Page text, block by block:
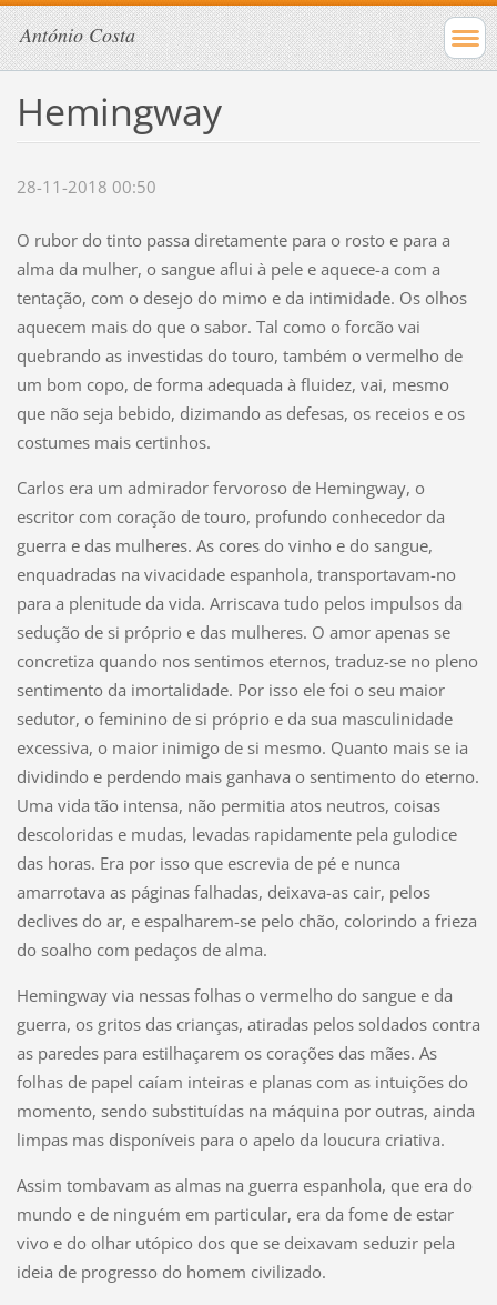
António Costa
Hemingway
28-11-2018 00:50
O rubor do tinto passa diretamente para o rosto e para a
alma da mulher, o sangue aflui à pele e aquece-a com a
tentação, com o desejo do mimo e da intimidade. Os olhos
aquecem mais do que o sabor. Tal como o forcão vai
quebrando as investidas do touro, também o vermelho de
um bom copo, de forma adequada à fluidez, vai, mesmo
que não seja bebido, dizimando as defesas, os receios e os
costumes mais certinhos.
Carlos era um admirador fervoroso de Hemingway, o
escritor com coração de touro, profundo conhecedor da
guerra e das mulheres. As cores do vinho e do sangue,
enquadradas na vivacidade espanhola, transportavam-no
para a plenitude da vida. Arriscava tudo pelos impulsos da
sedução de si próprio e das mulheres. O amor apenas se
concretiza quando nos sentimos eternos, traduz-se no pleno
sentimento da imortalidade. Por isso ele foi o seu maior
sedutor, o feminino de si próprio e da sua masculinidade
excessiva, o maior inimigo de si mesmo. Quanto mais se ia
dividindo e perdendo mais ganhava o sentimento do eterno.
Uma vida tão intensa, não permitia atos neutros, coisas
descoloridas e mudas, levadas rapidamente pela gulodice
das horas. Era por isso que escrevia de pé e nunca
amarrotava as páginas falhadas, deixava-as cair, pelos
declives do ar, e espalharem-se pelo chão, colorindo a frieza
do soalho com pedaços de alma.
Hemingway via nessas folhas o vermelho do sangue e da
guerra, os gritos das crianças, atiradas pelos soldados contra
as paredes para estilhaçarem os corações das mães. As
folhas de papel caíam inteiras e planas com as intuições do
momento, sendo substituídas na máquina por outras, ainda
limpas mas disponíveis para o apelo da loucura criativa.
Assim tombavam as almas na guerra espanhola, que era do
mundo e de ninguém em particular, era da fome de estar
vivo e do olhar utópico dos que se deixavam seduzir pela
ideia de progresso do homem civilizado.